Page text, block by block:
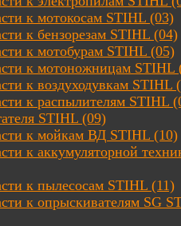
к мотокосам STIHL (03)
к бензорезам STIHL (04)
к мотобурам STIHL (05)
к мотоножницам STIHL
к воздуходувкам STIHL
к распылителям STIHL
STIHL (09)
к мойкам ВД STIHL (10)
к аккумуляторной
к пылесосам STIHL (11)
к опрыскивателям SG